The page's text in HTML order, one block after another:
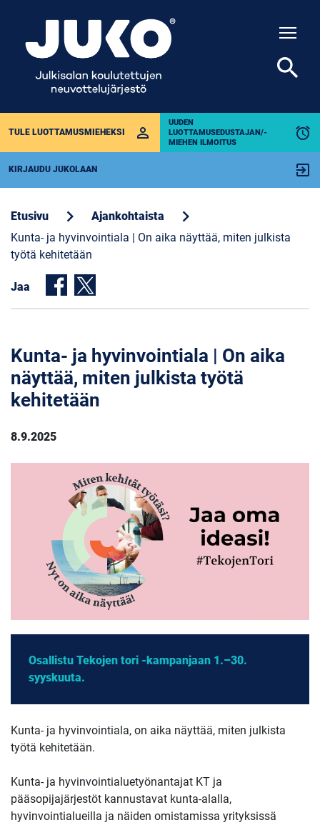
TULE LUOTTAMUSMIEHEKSI perm_identity
UUDEN
LUOTTAMUSEDUSTAJAN/-
MIEHEN ILMOITUS
alarm
KIRJAUDU JUKOLAAN exit_to_app
search
Etusivu chevron_right Ajankohtaista chevron_right
Kunta- ja hyvinvointiala | On aika näyttää, miten julkista
työtä kehitetään
Jaa
Kunta- ja hyvinvointiala | On aika
näyttää, miten julkista työtä
kehitetään
8.9.2025
Osallistu Tekojen tori -kampanjaan 1.–30.
syyskuuta.
Kunta- ja hyvinvointiala, on aika näyttää, miten julkista
työtä kehitetään.
Kunta- ja hyvinvointialuetyönantajat KT ja
pääsopijajärjestöt kannustavat kunta-alalla,
hyvinvointialueilla ja näiden omistamissa yrityksissä